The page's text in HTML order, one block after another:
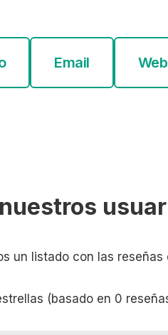
Email Web
un listado con las
(basado en 0